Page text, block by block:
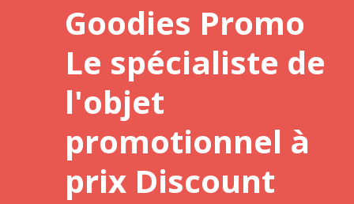
Goodies Promo
Le spécialiste de
l'objet
promotionnel à
prix Discount